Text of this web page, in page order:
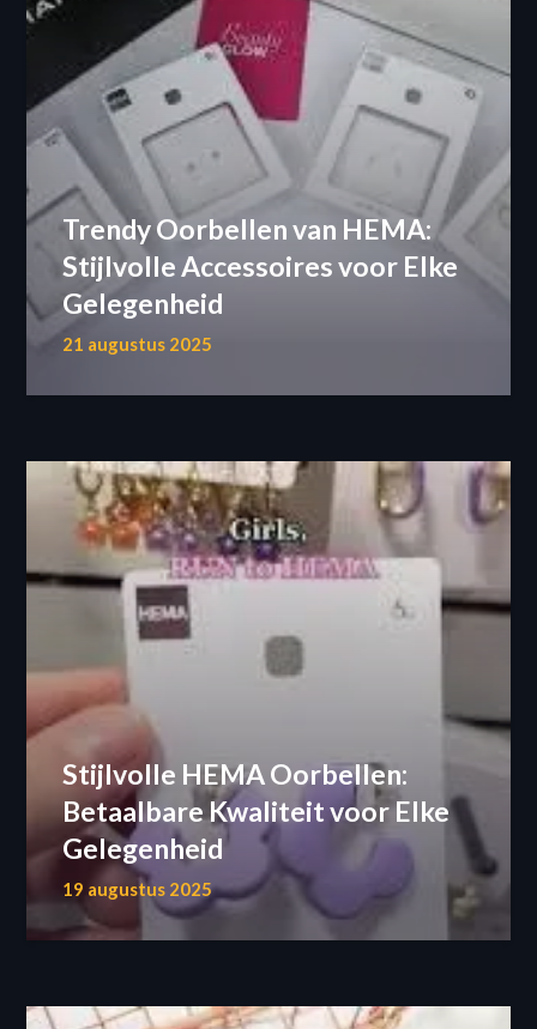
Trendy Oorbellen van HEMA:
Stijlvolle Accessoires voor Elke
Gelegenheid
21 augustus 2025
Stijlvolle HEMA Oorbellen:
Betaalbare Kwaliteit voor Elke
Gelegenheid
19 augustus 2025